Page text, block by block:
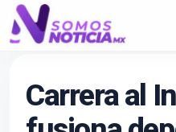
Carrera al